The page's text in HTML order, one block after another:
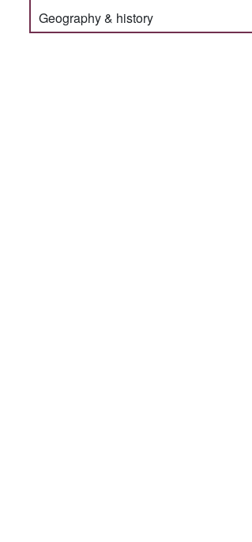
Geography & history